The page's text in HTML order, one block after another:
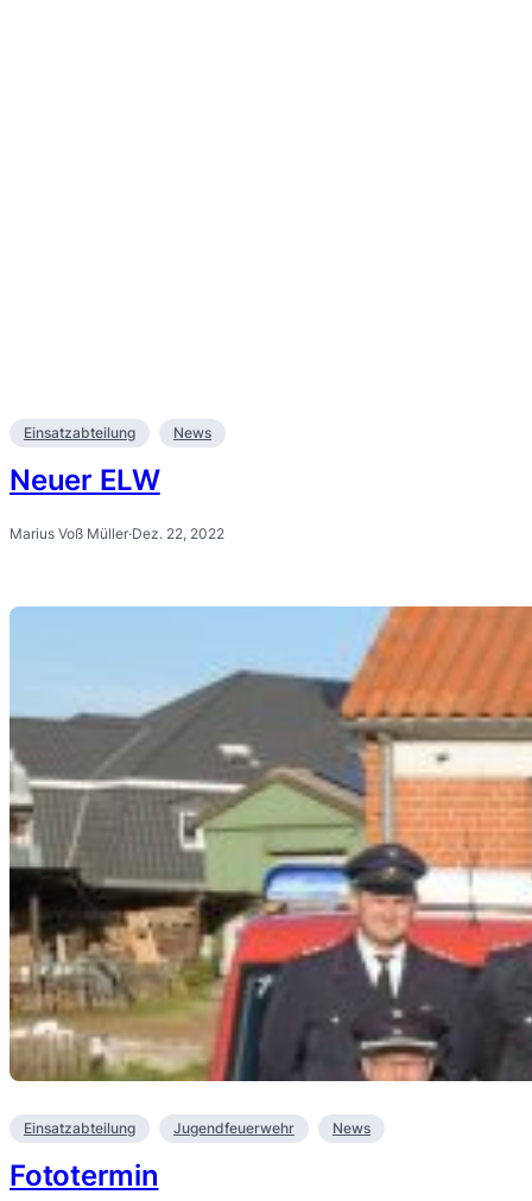
Einsatzabteilung News
Neuer ELW
Marius Voß Müller·Dez. 22, 2022
Einsatzabteilung Jugendfeuerwehr News
Fototermin